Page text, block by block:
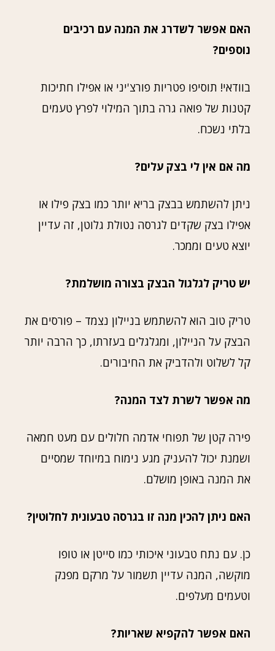
האם אפשר לשדרג את המנה עם רכיבים
נוספים?
בוודאי! תוסיפו פטריות פורצ'יני או אפילו חתיכות
קטנות של פואה גרה בתוך המילוי לפרץ טעמים
בלתי נשכח.
מה אם אין לי בצק עלים?
ניתן להשתמש בבצק בריא יותר כמו בצק פילו או
אפילו בצק שקדים לגרסה נטולת גלוטן, זה עדיין
יוצא טעים וממכר.
יש טריק לגלגול הבצק בצורה מושלמת?
טריק טוב הוא להשתמש בניילון נצמד – פורסים את
הבצק על הניילון, ומגלגלים בעזרתו, כך הרבה יותר
קל לשלוט ולהדביק את החיבורים.
מה אפשר לשרת לצד המנה?
פירה קטן של תפוחי אדמה חלולים עם מעט חמאה
ושמנת יכול להעניק מגע נימוח במיוחד שמסיים
את המנה באופן מושלם.
האם ניתן להכין מנה זו בגרסה טבעונית לחלוטין?
כן. עם נתח טבעוני איכותי כמו סייטן או טופו
מוקשה, המנה עדיין תשמור על מרקם מפנק
וטעמים מעלפים.
האם אפשר להקפיא שאריות?